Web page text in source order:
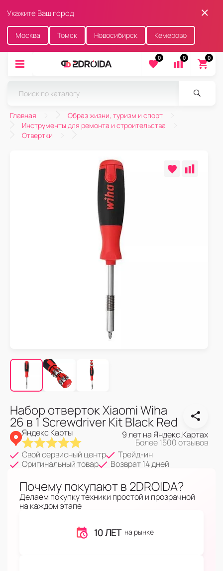
Укажите Ваш город
Москва Томск Новосибирск Кемерово
0 0 0
Главная
Образ жизни, туризм и спорт
Инструменты для ремонта и строительства
Отвертки
Набор отверток Xiaomi Wiha
26 в 1 Screwdriver Kit Black Red
Яндекс Карты 9 лет на Яндекс.Картах
Более 1500 отзывов
Свой сервисный центр
Трейд-ин
Оригинальный товар
Возврат 14 дней
Почему покупают в 2DROIDA?
Делаем покупку техники простой и прозрачной
на каждом этапе
10 ЛЕТ на рынке